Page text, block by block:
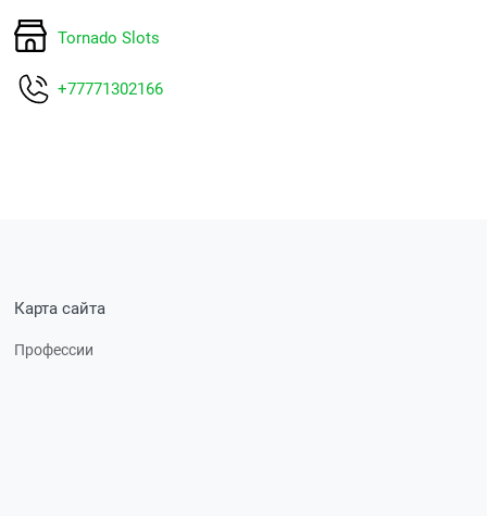
Tornado Slots
+77771302166
Карта сайта
Профессии